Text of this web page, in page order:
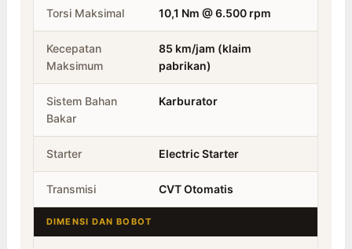
Torsi Maksimal 10,1 Nm @ 6.500 rpm
Kecepatan
Maksimum
85 km/jam (klaim
pabrikan)
Sistem Bahan
Bakar
Karburator
Starter Electric Starter
Transmisi CVT Otomatis
DIMENSI DAN BOBOT